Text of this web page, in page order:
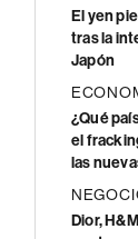
El yen
tras la
Japón
¿Qué
el
las
Dior,